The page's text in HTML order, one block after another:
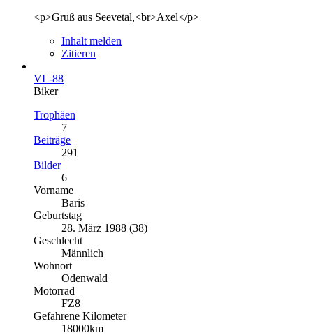
<p>Gruß aus Seevetal,<br>Axel</p>
Inhalt melden
Zitieren
VL-88
Biker
Trophäen
7
Beiträge
291
Bilder
6
Vorname
Baris
Geburtstag
28. März 1988 (38)
Geschlecht
Männlich
Wohnort
Odenwald
Motorrad
FZ8
Gefahrene Kilometer
18000km